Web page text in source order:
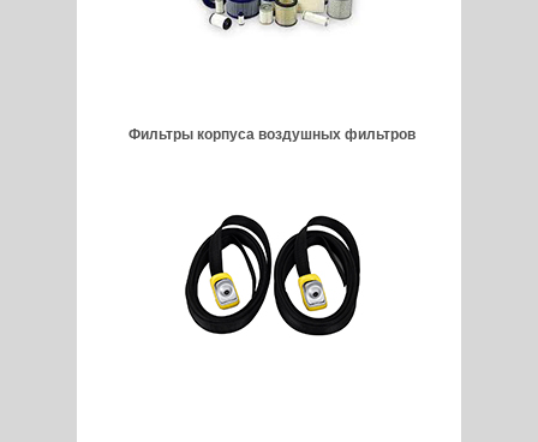
Фильтры корпуса воздушных фильтров